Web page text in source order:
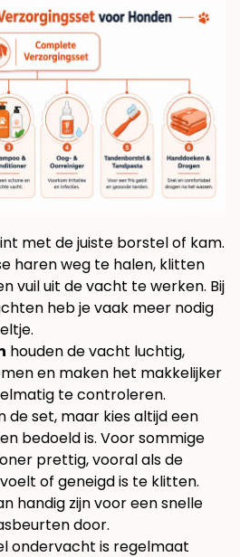
met de juiste borstel of kam.
haren weg te halen, klitten
vuil uit de vacht te werken. Bij
heb je vaak meer nodig
houden de vacht luchtig,
en maken het makkelijker
te controleren.
de set, maar kies altijd een
bedoeld is. Voor sommige
prettig, vooral als de
of geneigd is te klitten.
handig zijn voor een snelle
door.
ondervacht is regelmaat